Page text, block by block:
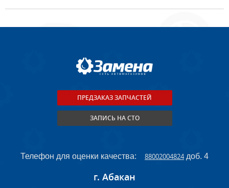
ПРЕДЗАКАЗ ЗАПЧАСТЕЙ
ЗАПИСЬ НА СТО
Телефон для оценки качества: 88002004824доб. 4
г. Абакан